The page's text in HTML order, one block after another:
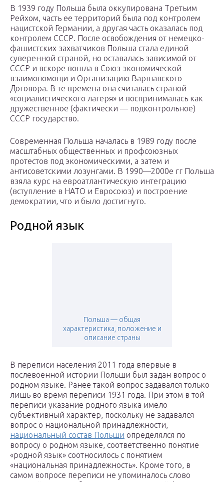
В 1939 году Польша была оккупирована Третьим
Рейхом, часть ее территорий была под контролем
нацистской Германии, а другая часть оказалась под
контролем СССР. После освобождения от немецко-
фашистских захватчиков Польша стала единой
суверенной страной, но оставалась зависимой от
СССР и вскоре вошла в Союз экономической
взаимопомощи и Организацию Варшавского
Договора. В те времена она считалась страной
«социалистического лагеря» и воспринималась как
дружественное (фактически — подконтрольное)
СССР государство.
Современная Польша началась в 1989 году после
масштабных общественных и профсоюзных
протестов под экономическими, а затем и
антисоветскими лозунгами. В 1990—2000е гг Польша
взяла курс на евроатлантическую интеграцию
(вступление в НАТО и Евросоюз) и построение
демократии, что и было достигнуто.
Родной язык
Польша — общая
характеристика, положение и
описание страны
В переписи населения 2011 года впервые в
послевоенной истории Польши был задан вопрос о
родном языке. Ранее такой вопрос задавался только
лишь во время переписи 1931 года. При этом в той
переписи указание родного языка имело
субъективный характер, поскольку не задавался
вопрос о национальной принадлежности,
национальный состав Польши определялся по
вопросу о родном языке, соответственно понятие
«родной язык» соотносилось с понятием
«национальная принадлежность». Кроме того, в
самом вопросе переписи не упоминалось слово